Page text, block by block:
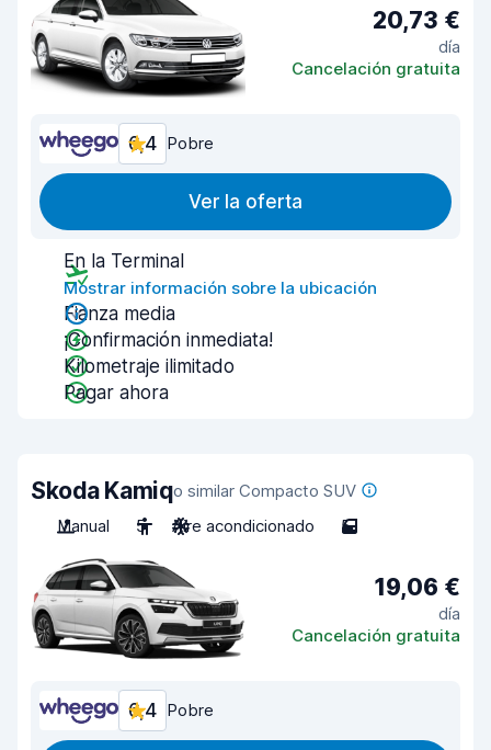
20,73 €
día
Cancelación gratuita
6,4 Pobre
Ver la oferta
En la Terminal
Mostrar información sobre la ubicación
Fianza media
¡Confirmación inmediata!
Kilometraje ilimitado
Pagar ahora
Skoda Kamiqo similar Compacto SUV
Manual
5 Aire acondicionado 5
19,06 €
día
Cancelación gratuita
6,4 Pobre